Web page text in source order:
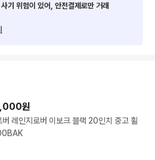
임판급입니다.
최우선적 휠상태 정확한 고지
기 위험이 있어, 안전결제로만 거래
원
버 레인지로버 이보크 블랙 20인치 중고 휠